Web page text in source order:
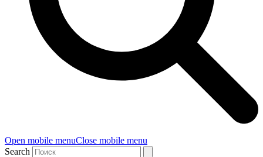
Open mobile menuClose mobile menu
Search